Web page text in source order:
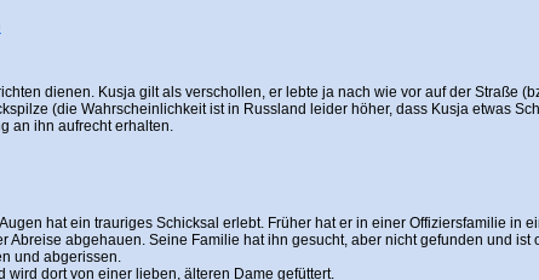
dienen. Kusja gilt als verschollen, er lebte ja nach wie vor auf der Straße
(die Wahrscheinlichkeit ist in Russland leider höher, dass Kusja etwas
an ihn aufrecht erhalten.
hat ein trauriges Schicksal erlebt. Früher hat er in einer Offiziersfamilie in
Abreise abgehauen. Seine Familie hat ihn gesucht, aber nicht gefunden und
und abgerissen.
dort von einer lieben, älteren Dame gefüttert.